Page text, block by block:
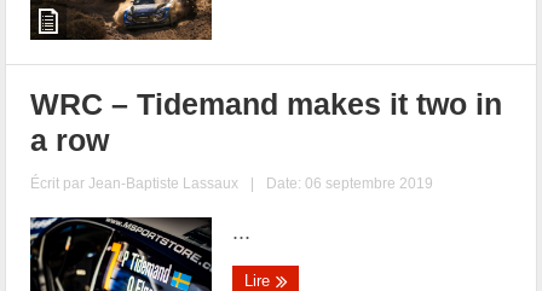
WRC – Tidemand makes it two in
a row
Écrit parJean-Baptiste Lassaux | Date: 06 septembre 2019
...
Lire